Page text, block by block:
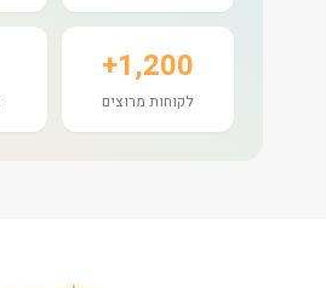
1,200+
לקוחות מרוצים